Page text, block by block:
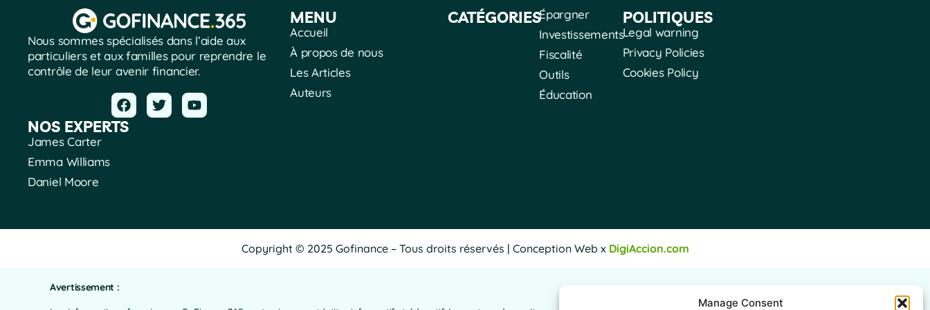
Manage Consent
Nous sommes spécialisés dans l’aide aux
particuliers et aux familles pour reprendre le
contrôle de leur avenir financier.
MENU
Accueil
À propos de nous
Les Articles
Auteurs
CATÉGORIESÉpargner
Investissements
Fiscalité
Outils
Éducation
POLITIQUES
Legal warning
Privacy Policies
Cookies Policy
NOS EXPERTS
James Carter
Emma Williams
Daniel Moore
Copyright © 2025 Gofinance – Tous droits réservés | Conception Web x DigiAccion.com
Avertissement :